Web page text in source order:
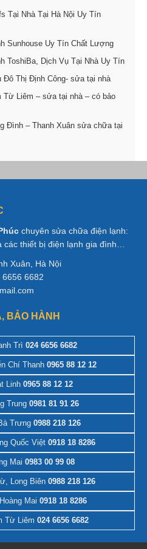
Tại Nhà Tại Hà Nội Uy Tín
Sunhouse Uy Tín Chất Lượng
ToshiBa, Dịch Vụ Tại Nhà Uy Tín
Thị Định Công- sửa tại nhà
Từ Liêm – sửa tại nhà – có bảo
Đình – Thanh Xuân sửa chữa tại
chuyên sửa chữa điện lạnh:
thiết bị điện lạnh gia đình…
Xuân, Hà Nội
6682
BẢO HÀNH
Trì 024 6656 6682
Chí Thanh 0965 88 12 12
Linh 0965 88 12 12
Trung0981 81 91 26
Trưng0988 218 126
Quốc Việt 0918 18 8286
Mai 0983 00 99 08
Long Biên0988 218 126
Mai 0918 18 8286
Từ Liêm 024 6656 6682